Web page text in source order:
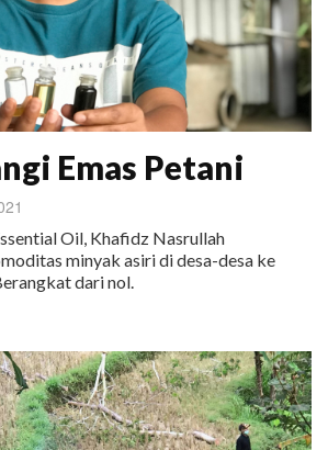
Emas Petani
Oil, Khafidz Nasrullah
minyak asiri di desa-desa ke
dari nol.